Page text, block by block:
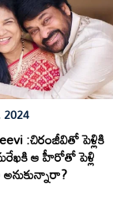
:చిరంజీవితో పెళ్లికి
ఆ హీరోతో పెళ్లి